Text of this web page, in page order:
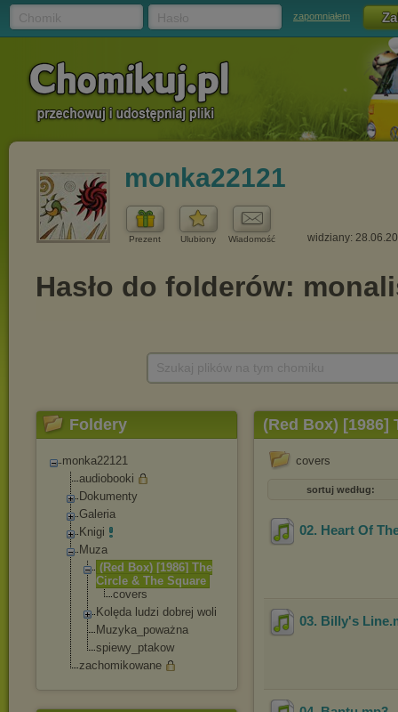
zapomniałem
monka22121
Prezent Ulubiony Wiadomość widziany:
Foldery
monka22121
audiobooki
Dokumenty
Galeria
Knigi
Muza
(Red Box) [1986] The
Circle & The Square
covers
Kolęda ludzi dobrej woli
Muzyka_poważna
spiewy_ptakow
zachomikowane
(Red Box) [1986]
covers
sortuj według:
02. Heart Of
03. Billy's Line